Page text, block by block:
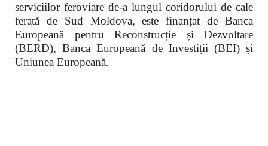
serviciilor feroviare de-a lungul coridorului de cale
ferată de Sud Moldova, este finanțat de Banca
Europeană pentru Reconstrucție și Dezvoltare
(BERD), Banca Europeană de Investiții (BEI) și
Uniunea Europeană.